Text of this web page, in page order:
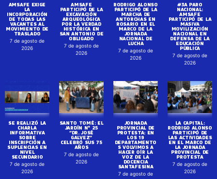
AMSAFE EXIGE
LA
INCORPORACIÓN
DE TODAS LAS
VACANTES AL
MOVIMIENTO DE
TRASLADO
7 de agosto de
2026
AMSAFE
PARTICIPÓ DE LA
EXCAVACIÓN
ARQUEOLÓGICA
POR LA VERDAD
HISTÓRICA EN
SAN ANTONIO DE
OBLIGADO
7 de agosto de
2026
RODRIGO ALONSO
PARTICIPÓ DE LA
MARCHA DE
ANTORCHAS EN
ROSARIO EN EL
MARCO DE LA
JORNADA
NACIONAL DE
LUCHA
7 de agosto de
2026
#3A PARO
NACIONAL:
AMSAFE
PARTICIPÓ DE LA
MASIVA
MOVILIZACIÓN
NACIONAL EN
DEFENSA DE LA
EDUCACIÓN
PÚBLICA
7 de agosto de
2026
SE REALIZÓ LA
CHARLA
INFORMATIVA
SOBRE
INSCRIPCIÓN A
SUPLENCIAS EN
NIVEL
SECUNDARIO
7 de agosto de
2026
SANTO TOMÉ: EL
JARDÍN N° 25
“DR. JOSÉ
GALVEZ”
CELEBRÓ SUS 75
AÑOS
7 de agosto de
2026
JORNADA
PROVINCIAL DE
PROTESTA: EN
LOS 19
DEPARTAMENTO
S VOLVIMOS A
HACER OÍR LA
VOZ DE LA
DOCENCIA
SANTAFESINA
7 de agosto de
LA CAPITAL:
RODRIGO ALONSO
PARTICIPÓ DE
LAS ACTIVIDADES
EN EL MARCO DE
LA JORNADA
PROVINCIAL DE
PROTESTA
7 de agosto de
2026